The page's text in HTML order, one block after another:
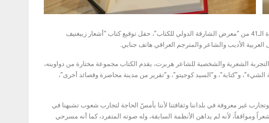
استضاف جناح “روايات” التابع لـ”مجموعة كلمات” والمشارك في فعاليات الدورة الـ41 من “معرض الشارقة الدولي للكتاب”، حفل توقيع كتاب “أشعار زبيغنيف
الأديب والشاعر والمترجم العراقي هاتف جنابي.
الشعرية والشخصية للشاعر هربرت، يقدم الكتاب مجموعة مختارة من دواوينه،
و”كتابة”، و”السيد كوجيتو”، و”تقرير من مدينة محاصرة وقصائد أخرى”،
غير معروفة في بلداننا وثقافتنا لأننا بأمسّ الحاجة لتجارب شعوب تشبهنا في
ومواقفاً، لأنه لم يداهن الأنظمة السابقة، وله صوته المتفرد، كما أنه مسرحي